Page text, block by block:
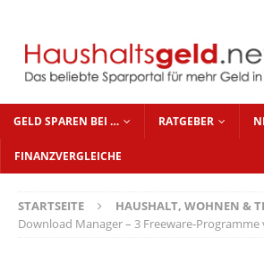
GELD SPAREN BEI … RATGEBER
FINANZVERGLEICHE
STARTSEITE
HAUSHALT, WOHNEN &
Download Manager – 3 Freeware-